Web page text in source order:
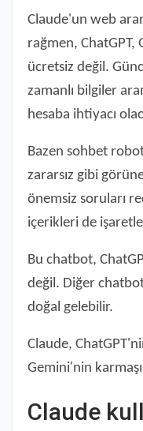
Claude'un web
rağmen, ChatGPT,
ücretsiz değil.
zamanlı bilgiler
hesaba ihtiyacı
Bazen sohbet
zararsız gibi
önemsiz soruları
içerikleri de
Bu chatbot,
değil. Diğer
doğal gelebilir.
Claude,
Gemini'nin
Claude